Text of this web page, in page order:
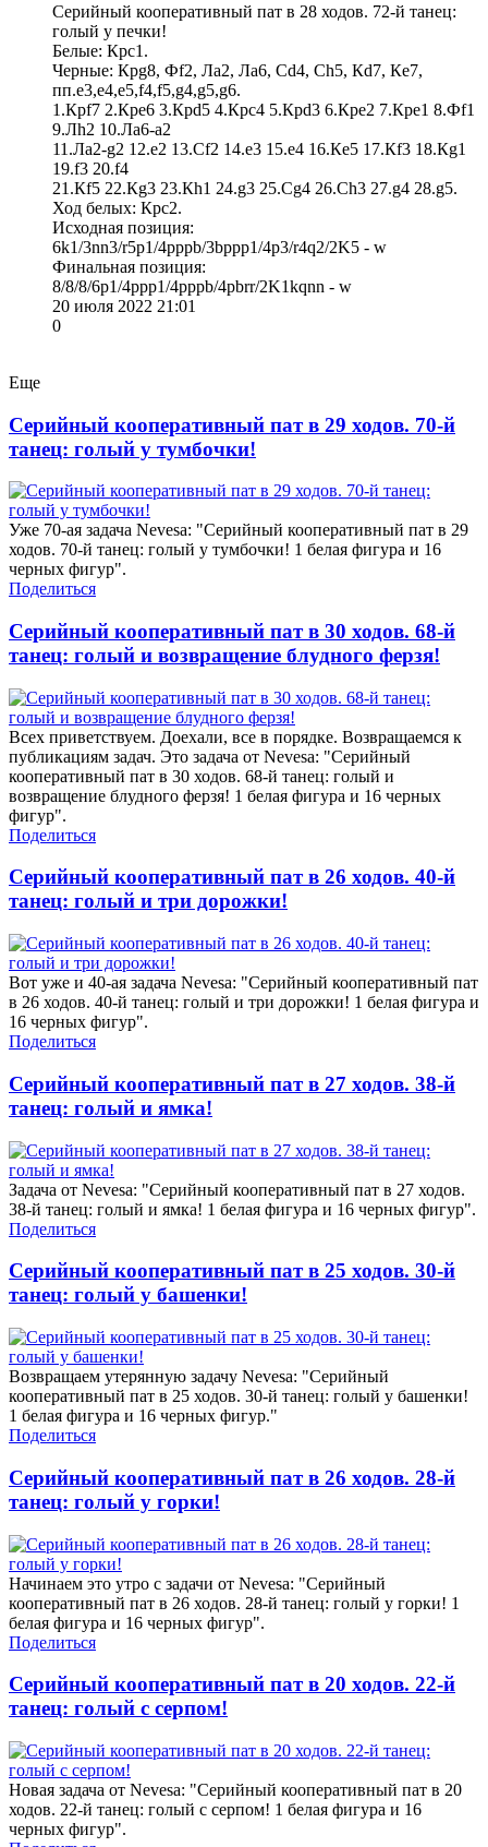
Серийный кооперативный пат в 28 ходов. 72-й танец:
голый у печки!
Белые: Крc1.
Черные: Крg8, Фf2, Лa2, Лa6, Сd4, Сh5, Кd7, Кe7,
пп.e3,e4,e5,f4,f5,g4,g5,g6.
1.Крf7 2.Крe6 3.Крd5 4.Крc4 5.Крd3 6.Крe2 7.Крe1 8.Фf1
9.Лh2 10.Лa6-a2
11.Лa2-g2 12.e2 13.Сf2 14.e3 15.e4 16.Кe5 17.Кf3 18.Кg1
19.f3 20.f4
21.Кf5 22.Кg3 23.Кh1 24.g3 25.Сg4 26.Сh3 27.g4 28.g5.
Ход белых: Крc2.
Исходная позиция:
6k1/3nn3/r5p1/4pppb/3bppp1/4p3/r4q2/2K5 - w
Финальная позиция:
8/8/8/6p1/4ppp1/4pppb/4pbrr/2K1kqnn - w
20 июля 2022 21:01
0
Еще
Серийный кооперативный пат в 29 ходов. 70-й
танец: голый у тумбочки!
Уже 70-ая задача Nevesa: "Серийный кооперативный пат в 29
ходов. 70-й танец: голый у тумбочки! 1 белая фигура и 16
черных фигур".
Поделиться
Серийный кооперативный пат в 30 ходов. 68-й
танец: голый и возвращение блудного ферзя!
Всех приветствуем. Доехали, все в порядке. Возвращаемся к
публикациям задач. Это задача от Nevesa: "Серийный
кооперативный пат в 30 ходов. 68-й танец: голый и
возвращение блудного ферзя! 1 белая фигура и 16 черных
фигур".
Поделиться
Серийный кооперативный пат в 26 ходов. 40-й
танец: голый и три дорожки!
Вот уже и 40-ая задача Nevesa: "Серийный кооперативный пат
в 26 ходов. 40-й танец: голый и три дорожки! 1 белая фигура и
16 черных фигур".
Поделиться
Серийный кооперативный пат в 27 ходов. 38-й
танец: голый и ямка!
Задача от Nevesa: "Серийный кооперативный пат в 27 ходов.
38-й танец: голый и ямка! 1 белая фигура и 16 черных фигур".
Поделиться
Серийный кооперативный пат в 25 ходов. 30-й
танец: голый у башенки!
Возвращаем утерянную задачу Nevesa: "Серийный
кооперативный пат в 25 ходов. 30-й танец: голый у башенки!
1 белая фигура и 16 черных фигур."
Поделиться
Серийный кооперативный пат в 26 ходов. 28-й
танец: голый у горки!
Начинаем это утро с задачи от Nevesa: "Серийный
кооперативный пат в 26 ходов. 28-й танец: голый у горки! 1
белая фигура и 16 черных фигур".
Поделиться
Серийный кооперативный пат в 20 ходов. 22-й
танец: голый с серпом!
Новая задача от Nevesa: "Серийный кооперативный пат в 20
ходов. 22-й танец: голый с серпом! 1 белая фигура и 16
черных фигур".